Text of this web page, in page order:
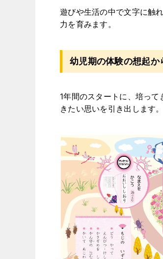
遊びや生活の中で文字に触
力を育みます。
幼児期の体験の想起か
1年間のスタートに、培っ
きたい思いを引き出します。